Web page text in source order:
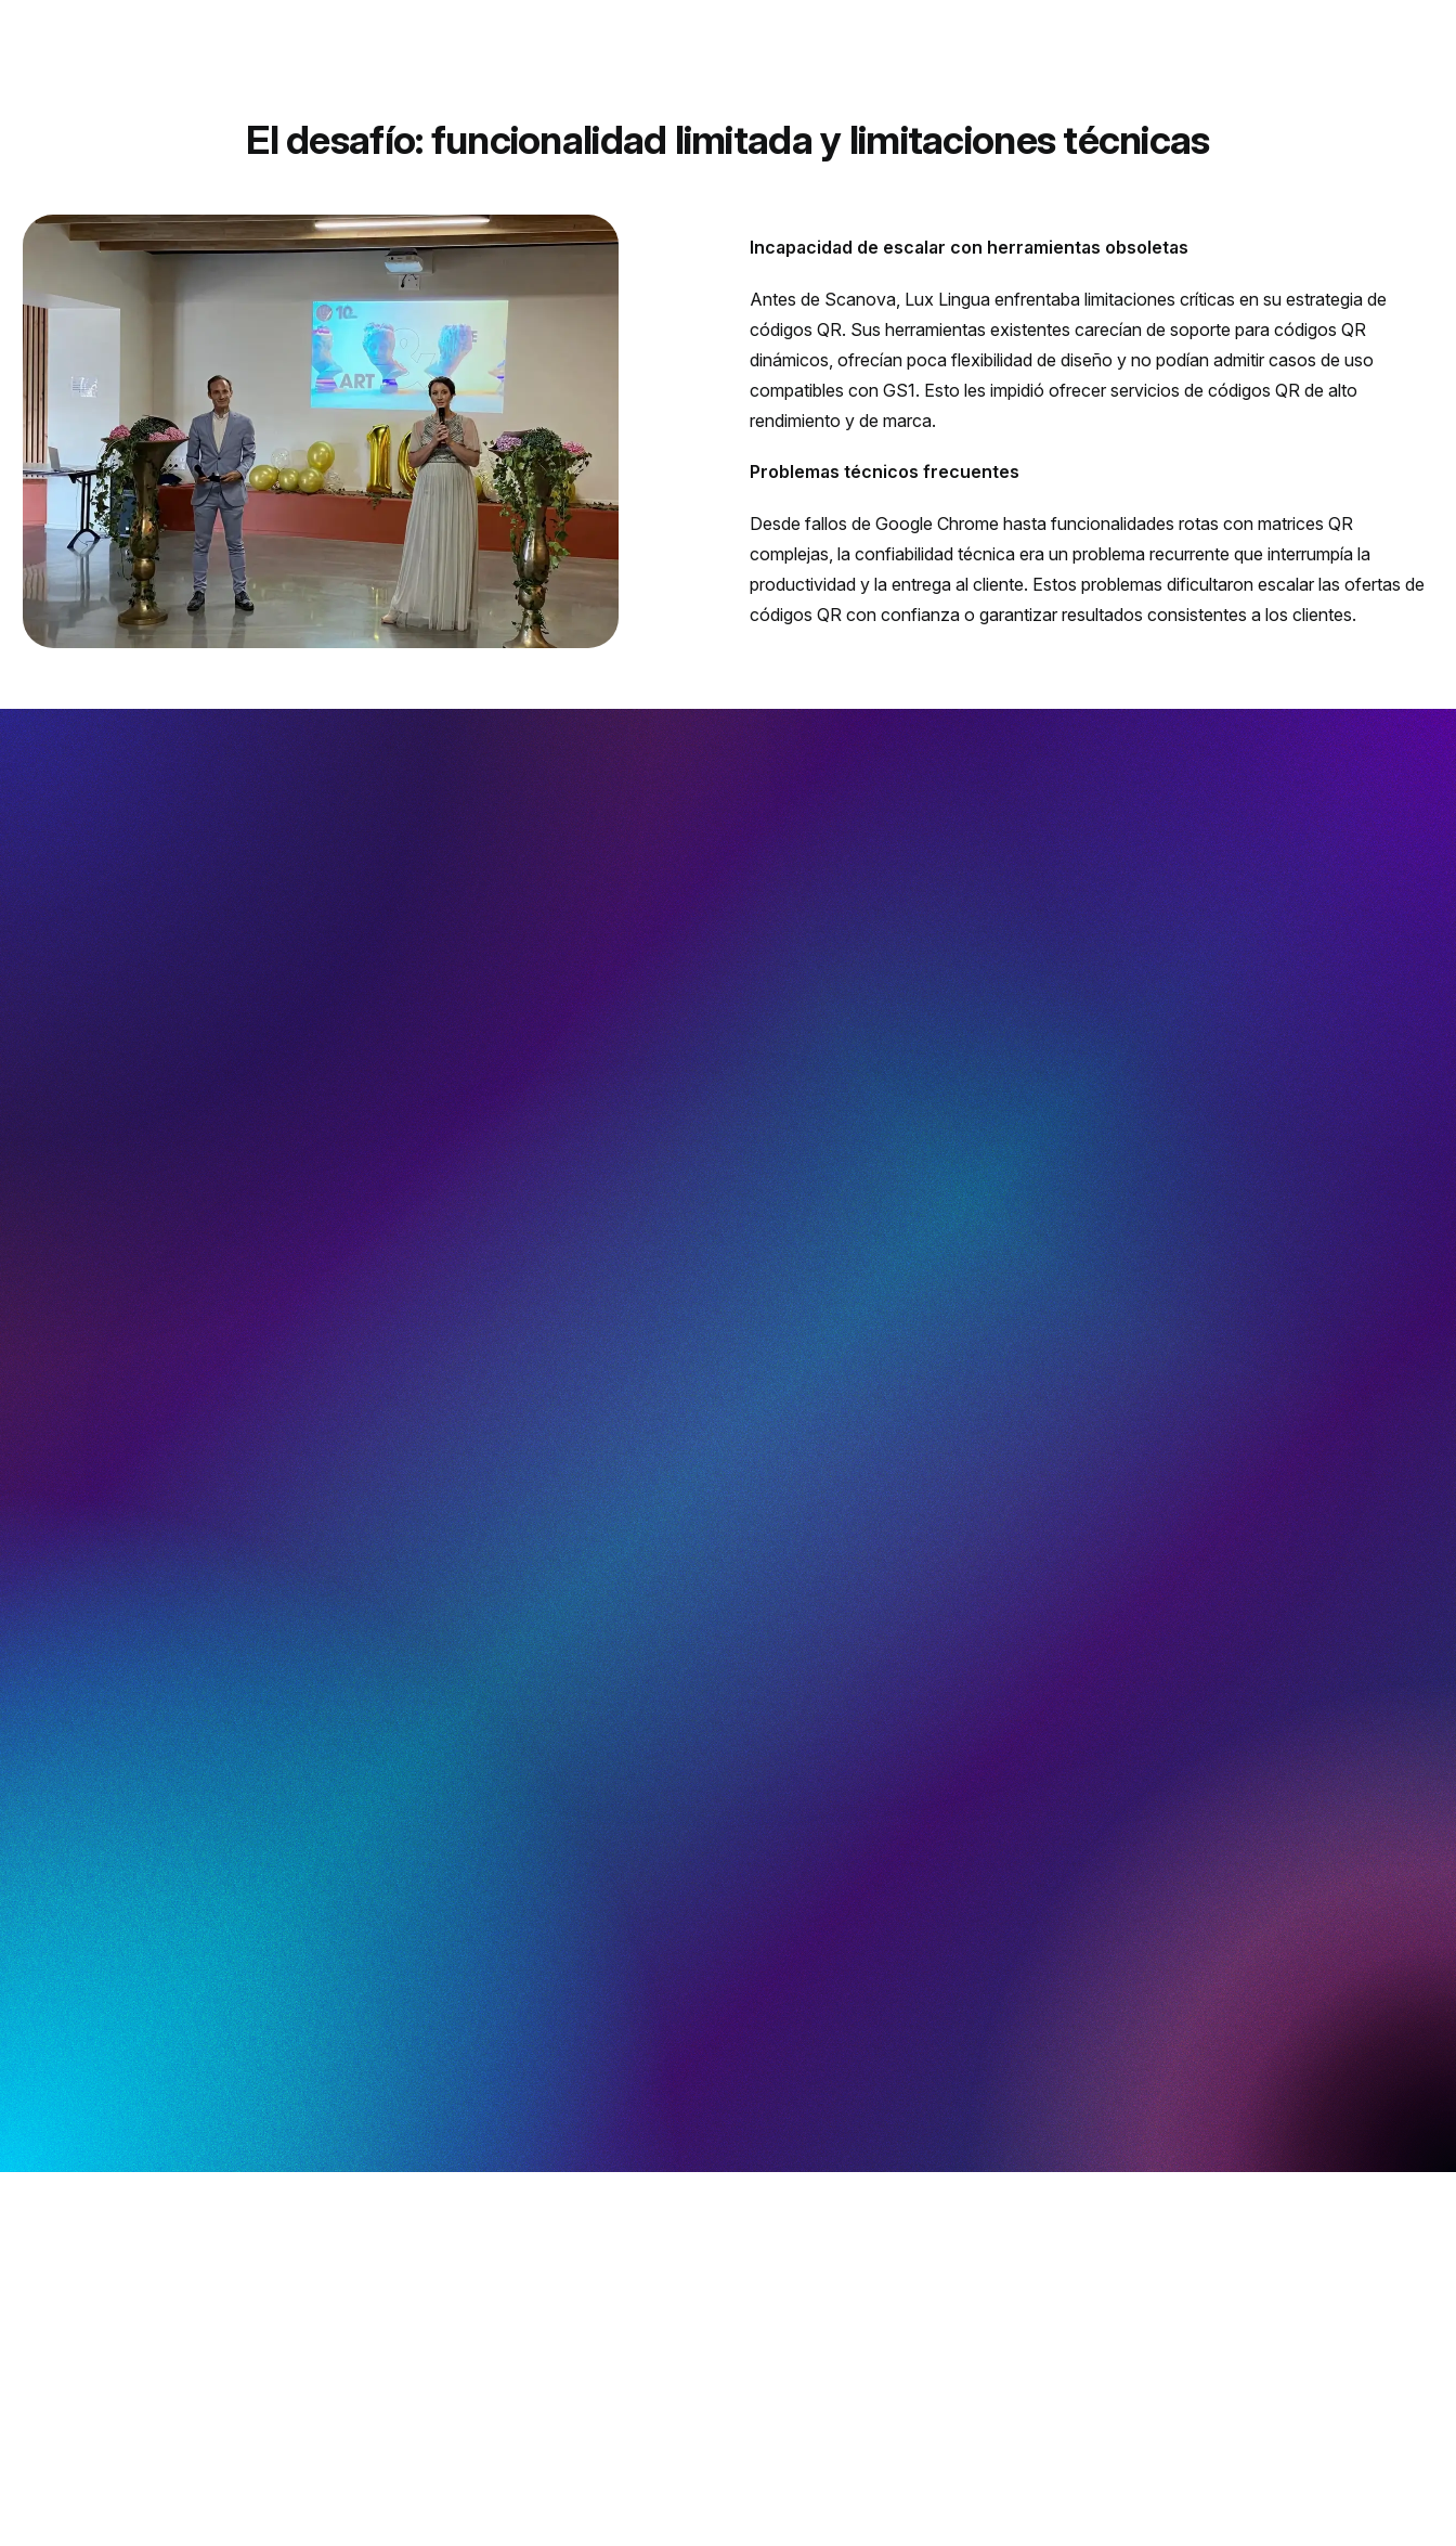
El desafío: funcionalidad limitada y limitaciones técnicas
Incapacidad de escalar con herramientas obsoletas
Antes de Scanova, Lux Lingua enfrentaba limitaciones críticas en su estrategia de
códigos QR. Sus herramientas existentes carecían de soporte para códigos QR
dinámicos, ofrecían poca flexibilidad de diseño y no podían admitir casos de uso
compatibles con GS1. Esto les impidió ofrecer servicios de códigos QR de alto
rendimiento y de marca.
Problemas técnicos frecuentes
Desde fallos de Google Chrome hasta funcionalidades rotas con matrices QR
complejas, la confiabilidad técnica era un problema recurrente que interrumpía la
productividad y la entrega al cliente. Estos problemas dificultaron escalar las ofertas de
códigos QR con confianza o garantizar resultados consistentes a los clientes.
Códigos QR dinámicos
Panel de seguimiento de Scanova